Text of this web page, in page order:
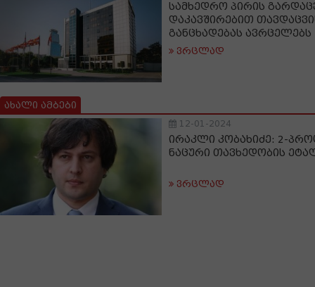
სამხედრო პირის
დაკავშირებით
განცხადებას ავრცელებს
ვრცლად
ახალი ამბები
12-01-2024
ირაკლი კობახიძე: 2-
ნაცური თავხედობის
ვრცლად